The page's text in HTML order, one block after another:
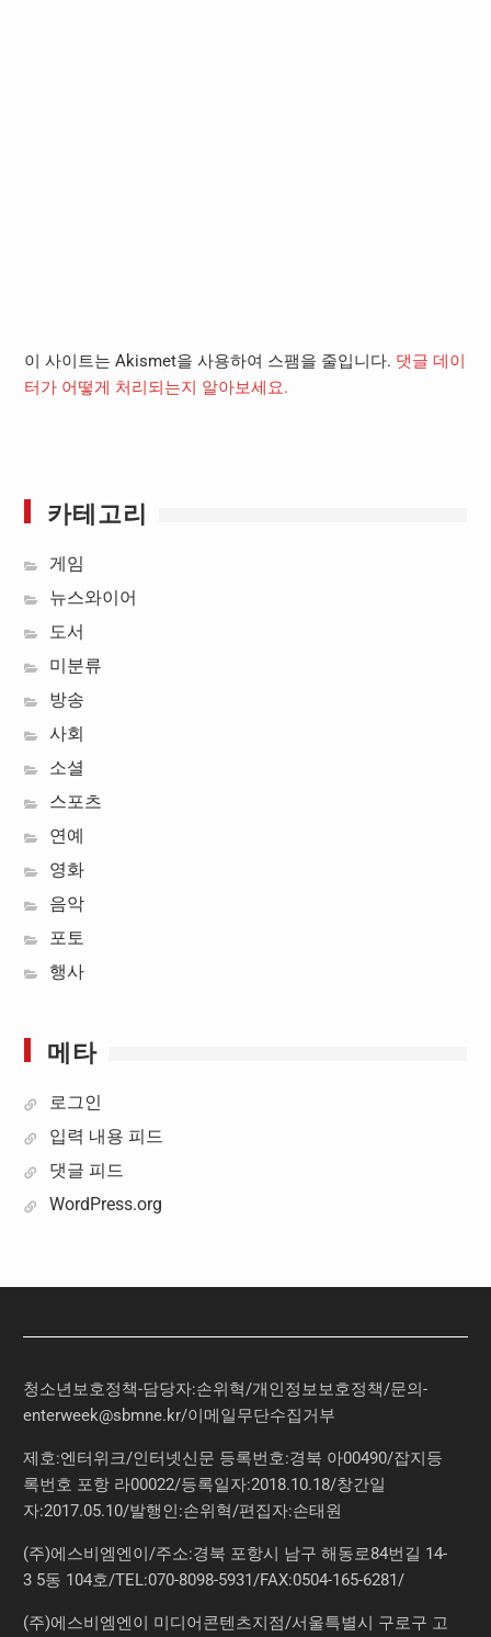
이 사이트는 Akismet을 사용하여 스팸을 줄입니다. 댓글 데이
터가 어떻게 처리되는지 알아보세요.
카테고리
게임
뉴스와이어
도서
미분류
방송
사회
소셜
스포츠
연예
영화
음악
포토
행사
메타
로그인
입력 내용 피드
댓글 피드
WordPress.org
청소년보호정책-담당자:손위혁/개인정보보호정책/문의-
enterweek@sbmne.kr/이메일무단수집거부
제호:엔터위크/인터넷신문 등록번호:경북 아00490/잡지등
록번호 포항 라00022/등록일자:2018.10.18/창간일
자:2017.05.10/발행인:손위혁/편집자:손태원
(주)에스비엠엔이/주소:경북 포항시 남구 해동로84번길 14-
3 5동 104호/TEL:070-8098-5931/FAX:0504-165-6281/
(주)에스비엠엔이 미디어콘텐츠지점/서울특별시 구로구 고